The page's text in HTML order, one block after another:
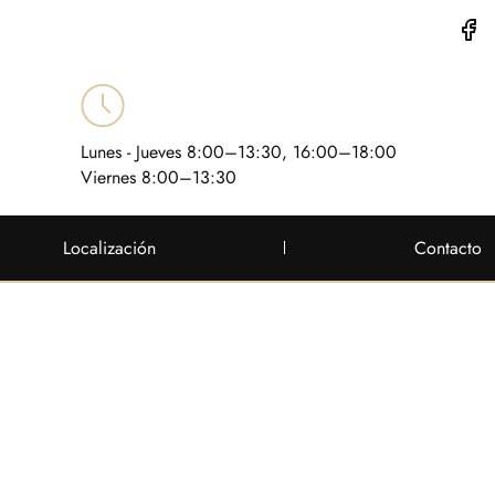
Lunes - Jueves 8:00–13:30, 16:00–18:00
Viernes 8:00–13:30
Localización Contacto